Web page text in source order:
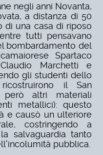
negli anni Novanta,
a distanza di 50
di una casa di riposo
tutti pensavano
bombardamento del
Spartaco
Marchetti e
gli studenti dello
il San
però altri materiali
metallici): questo
e causò un ulteriore
costringendo a
salvaguardia tanto
pubblica.